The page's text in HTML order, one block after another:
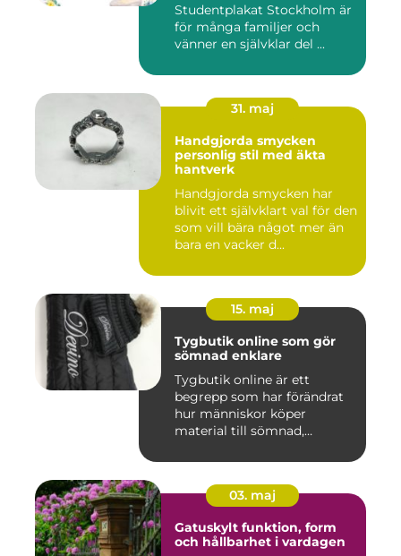
Studentplakat Stockholm är
för många familjer och
vänner en självklar del ...
31. maj
Handgjorda smycken
personlig stil med äkta
hantverk
Handgjorda smycken har
blivit ett självklart val för den
som vill bära något mer än
bara en vacker d...
15. maj
Tygbutik online som gör
sömnad enklare
Tygbutik online är ett
begrepp som har förändrat
hur människor köper
material till sömnad,
03. maj
Gatuskylt funktion, form
och hållbarhet i vardagen